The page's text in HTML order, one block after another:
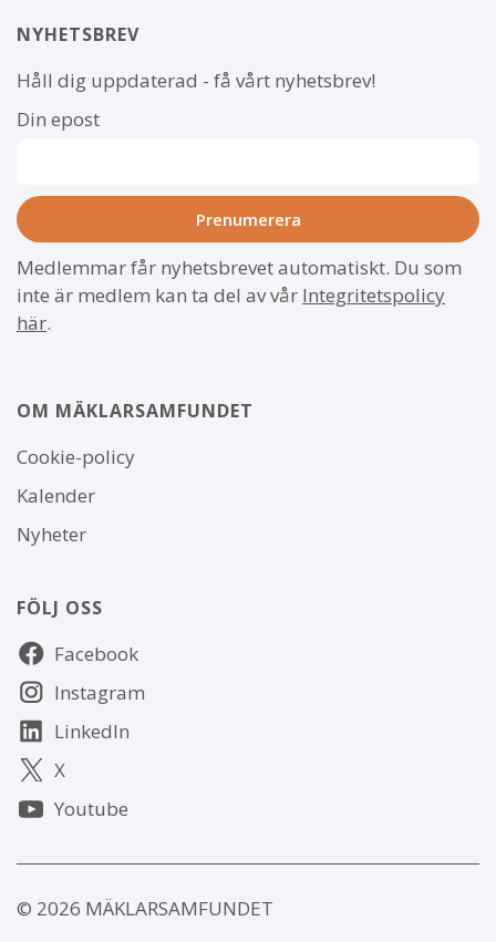
NYHETSBREV
Håll dig uppdaterad - få vårt nyhetsbrev!
Din epost
Medlemmar får nyhetsbrevet automatiskt. Du som
inte är medlem kan ta del av vår Integritetspolicy
här.
OM MÄKLARSAMFUNDET
Om
webbplatsen
Cookie-policy
Kalender
Nyheter
FÖLJ OSS
Följ
oss Facebook
Instagram
LinkedIn
X
Youtube
© 2026 MÄKLARSAMFUNDET